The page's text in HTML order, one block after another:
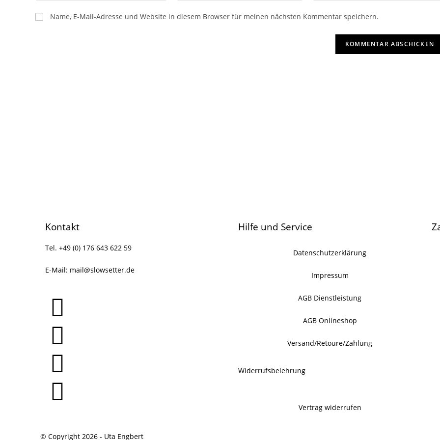
Name, E-Mail-Adresse und Website in diesem Browser für meinen nächsten Kommentar speichern.
Kontakt
Tel. +49 (0) 176 643 622 59
E-Mail: mail@slowsetter.de
Hilfe und Service
Datenschutzerklärung
Impressum
AGB Dienstleistung
AGB Onlineshop
Versand/Retoure/Zahlung
Widerrufsbelehrung
Vertrag widerrufen
© Copyright 2026 - Uta Engbert